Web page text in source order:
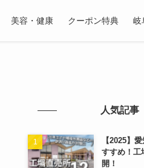
美容・健康 クーポン特典 岐
人気記事
【2025】
すすめ！工
開！